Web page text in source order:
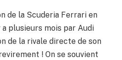
de la Scuderia Ferrari en
a plusieurs mois par Audi
de la rivale directe de son
! On se souvient